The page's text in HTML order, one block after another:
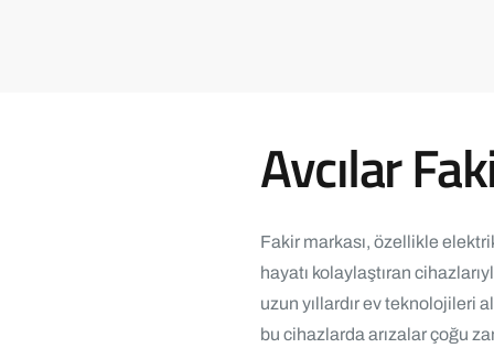
Avcılar
Fakir markası, özellikle
hayatı kolaylaştıran
uzun yıllardır ev teknolojileri
bu cihazlarda arızalar çoğu